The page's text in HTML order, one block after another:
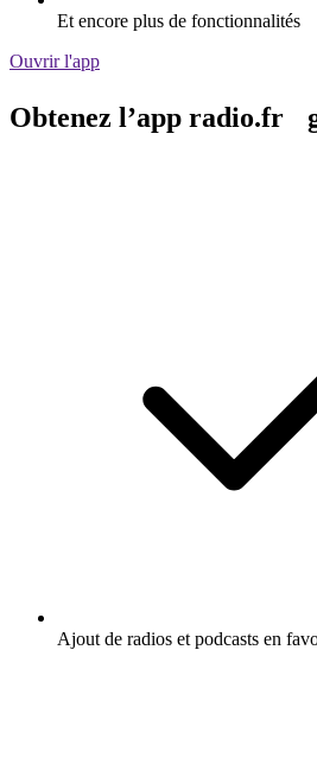
Et encore plus de fonctionnalités
Ouvrir l'app
Obtenez l’app radio.fr
Ajout de radios et podcasts en